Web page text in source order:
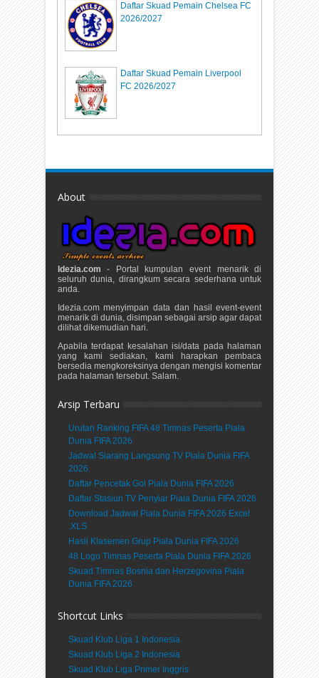
Daftar Skuad Pemain Chelsea FC
2026/2027
Daftar Skuad Pemain Liverpool
FC 2026/2027
About
Idezia.com - Portal kumpulan event menarik di
seluruh dunia, dirangkum secara sederhana untuk
anda.
Idezia.com menyimpan data dan hasil event-event
menarik di dunia, disimpan sebagai arsip agar dapat
dilihat dikemudian hari.
Apabila terdapat kesalahan isi/data pada halaman
yang kami sediakan, kami harapkan pembaca
bersedia mengkoreksinya dengan mengisi komentar
pada halaman tersebut. Salam.
Arsip Terbaru
Urutan Ranking FIFA 48 Timnas Peserta Piala
Dunia FIFA 2026
Jadwal Siarang Langsung TV Piala Dunia FIFA
2026
Daftar Pencetak Gol Piala Dunia FIFA 2026
Daftar Stasiun TV Penyiar Piala Dunia FIFA 2026
Download Jadwal Piala Dunia FIFA 2026 Excel
.XLS
Hasil Klasemen Grup Piala Dunia FIFA 2026
48 Logo Timnas Peserta Piala Dunia FIFA 2026
Skuad Timnas Bosnia dan Herzegovina Piala
Dunia FIFA 2026
Shortcut Links
Skuad Klub Liga 1 Indonesia
Skuad Klub Liga 2 Indonesia
Skuad Klub Liga Primer Inggris